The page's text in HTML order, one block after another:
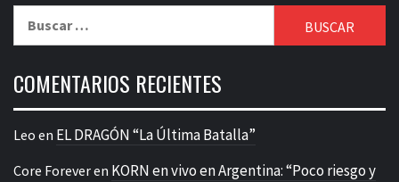
COMENTARIOS RECIENTES
Leo en EL DRAGÓN “La Última Batalla”
Core Foreveren KORN en vivo en Argentina: “Poco riesgo y